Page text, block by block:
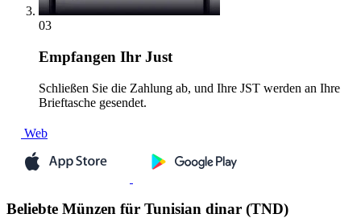
03
Empfangen Ihr Just
Schließen Sie die Zahlung ab, und Ihre JST werden an Ihre
Brieftasche gesendet.
Web
Beliebte Münzen für Tunisian dinar (TND)